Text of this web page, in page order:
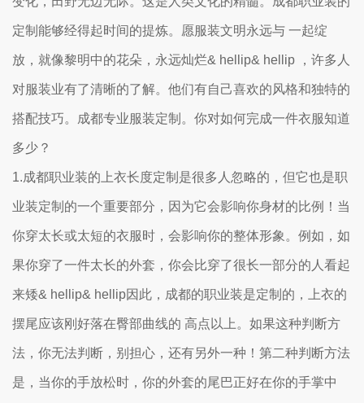
定制能够经得起时间的提炼。愿服装文明永远与 一起绽
放，就像黎明中的花朵，永远灿烂& hellip& hellip ，许多人
对服装业有了清晰的了解。他们有自己喜欢的风格和独特的
搭配技巧。成都专业服装定制。你对如何完成一件衣服知道
多少？
1.成都职业装的上衣长度定制是很多人忽略的，但它也是职
业装定制的一个重要部分，因为它会影响你身材的比例！当
你穿太长或太短的衣服时，会影响你的整体形象。例如，如
果你穿了一件太长的外套，你会比穿了很长一部分的人看起
来矮& hellip& hellip因此，成都的职业装是定制的，上衣的
摆尾应该刚好落在臀部曲线的 高点以上。如果这种判断方
法，你无法判断，别担心，还有另外一种！第二种判断方法
是，当你的手放松时，你的外套的尾巴正好在你的手掌中